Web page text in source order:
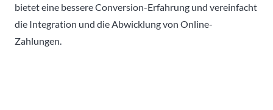
bietet eine bessere Conversion-Erfahrung und vereinfacht
die Integration und die Abwicklung von Online-
Zahlungen.